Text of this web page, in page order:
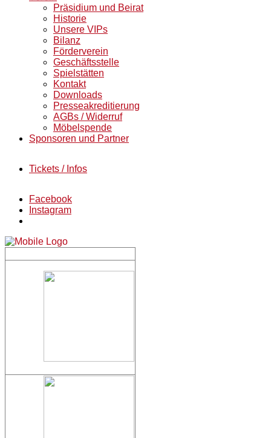
Präsidium und Beirat
Historie
Unsere VIPs
Bilanz
Förderverein
Geschäftsstelle
Spielstätten
Kontakt
Downloads
Presseakreditierung
AGBs / Widerruf
Möbelspende
Sponsoren und Partner
Tickets / Infos
Facebook
Instagram